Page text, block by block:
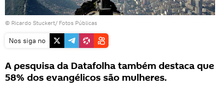
© Ricardo Stuckert/ Fotos Públicas
Nos siga no
A pesquisa da Datafolha também destaca que
58% dos evangélicos são mulheres.